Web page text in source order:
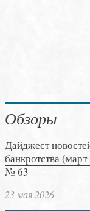
Обзоры
Дайджест
банкротства
№ 63
23 мая 2026